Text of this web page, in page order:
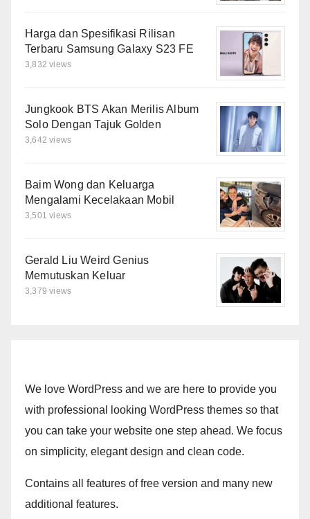
Harga dan Spesifikasi Rilisan
Terbaru Samsung Galaxy S23 FE
3,832 views
Jungkook BTS Akan Merilis Album
Solo Dengan Tajuk Golden
3,642 views
Baim Wong dan Keluarga
Mengalami Kecelakaan Mobil
3,501 views
Gerald Liu Weird Genius
Memutuskan Keluar
3,379 views
We love WordPress and we are here to provide you
with professional looking WordPress themes so that
you can take your website one step ahead. We focus
on simplicity, elegant design and clean code.
Contains all features of free version and many new
additional features.